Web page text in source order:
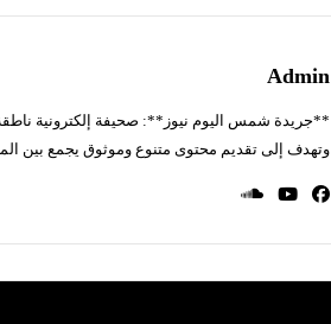
Admin
**جريدة شمس اليوم نيوز**: صحيفة إلكترونية ناطقة
وتهدف إلى تقديم محتوى متنوع وموثوق يجمع بين